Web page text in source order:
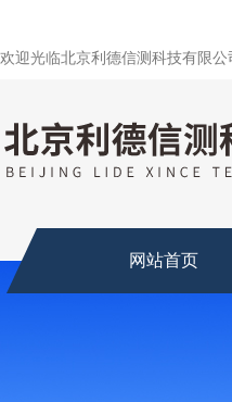
欢迎光临北京利德信测科技有限公
网站首页